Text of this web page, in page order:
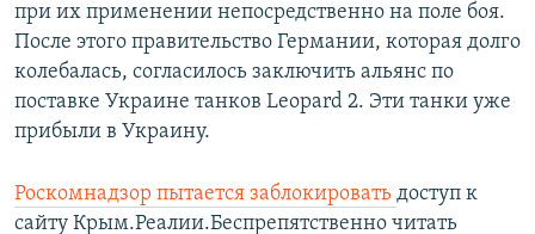
при их применении непосредственно на поле боя.
После этого правительство Германии, которая долго
колебалась, согласилось заключить альянс по
поставке Украине танков Leopard 2. Эти танки уже
прибыли в Украину.
Роскомнадзор пытается заблокировать доступ к
сайту Крым.Реалии.Беспрепятственно читать